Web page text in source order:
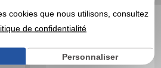
En stock: 290 articles
DEVIS EXPRESS
Réf. 00016V0194426
cookies que nous utilisons, consultez
de confidentialité
Personnaliser